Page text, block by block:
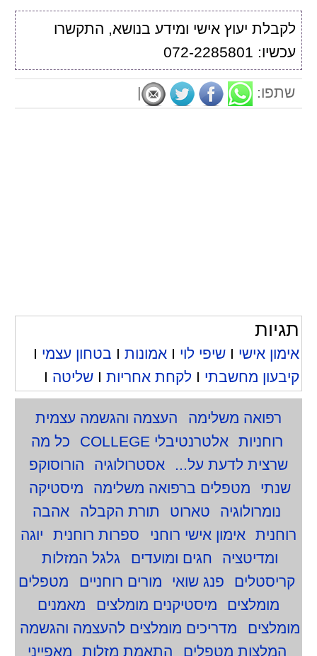
לקבלת יעוץ אישי ומידע בנושא, התקשרו
עכשיו: 072-2285801
שתפו: |
תגיות
אימון אישי שיפי לוי אמונותI בטחון עצמי
קיבעון מחשבתי
לקחת אחריותI שליטה
רפואה משלימה
העצמה והגשמה עצמית
רוחניות
אלטרנטיבלי COLLEGE
כל מה
שרצית לדעת על...
אסטרולוגיה
הורוסוקפ
שנתי
מטפלים ברפואה משלימה
מיסטיקה
נומרולוגיה
טארוט תורת הקבלה
אהבה
רוחנית
אימון אישי רוחני ספרות רוחנית
יוגה
ומדיטציה
חגים ומועדים
גלגל המזלות
קריסטלים
פנג שואי מורים רוחניים
מטפלים
מומלצים
מיסטיקנים מומלצים
מאמנים
מומלצים
מדריכים מומלצים להעצמה והגשמה
המלצות מטפלים
התאמת מזלות מאפייני